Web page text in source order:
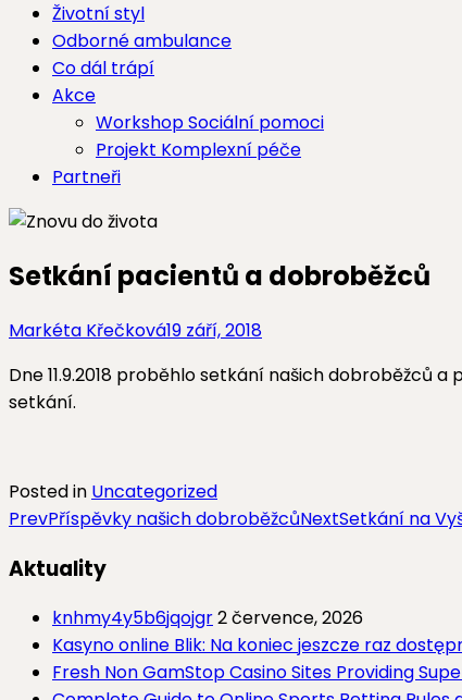
Životní styl
Odborné ambulance
Co dál trápí
Akce
Workshop Sociální pomoci
Projekt Komplexní péče
Partneři
Setkání pacientů a dobroběžců
Markéta Křečková19 září, 2018
Dne 11.9.2018 proběhlo setkání našich dobroběžců
setkání.
Posted in Uncategorized
Post
navigation
PrevPříspěvky našich dobroběžcůNextSetkání na
Aktuality
knhmy4y5b6jqojgr2 července, 2026
Kasyno online Blik: Na koniec jeszcze raz
Fresh Non GamStop Casino Sites Providing